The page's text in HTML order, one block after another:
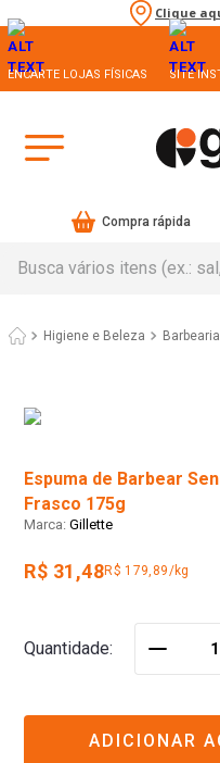
Clique
ENCARTE LOJAS FÍSICAS SITE
Compra rápida
Higiene e Beleza Barbearia
Espuma de Barbear
Frasco 175g
Gillette
R$ 31,48R$ 179,89/kg
Quantidade
ADICIONAR